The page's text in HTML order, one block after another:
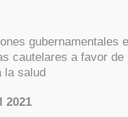
cautelares a favor
la salud
2021